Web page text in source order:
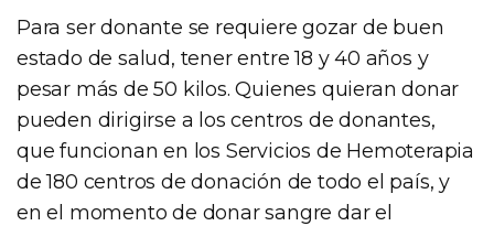
Para ser donante se requiere gozar de buen
estado de salud, tener entre 18 y 40 años y
pesar más de 50 kilos. Quienes quieran donar
pueden dirigirse a los centros de donantes,
que funcionan en los Servicios de Hemoterapia
de 180 centros de donación de todo el país, y
en el momento de donar sangre dar el